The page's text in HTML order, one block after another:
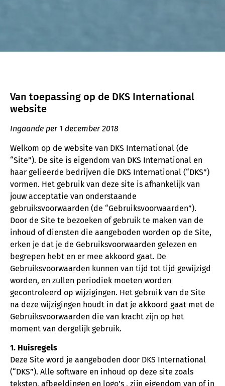
Van toepassing op de DKS International
website
Ingaande per 1 december 2018
Welkom op de website van DKS International (de
“Site”). De site is eigendom van DKS International en
haar gelieerde bedrijven die DKS International (“DKS”)
vormen. Het gebruik van deze site is afhankelijk van
jouw acceptatie van onderstaande
gebruiksvoorwaarden (de “Gebruiksvoorwaarden”).
Door de Site te bezoeken of gebruik te maken van de
inhoud of diensten die aangeboden worden op de Site,
erken je dat je de Gebruiksvoorwaarden gelezen en
begrepen hebt en er mee akkoord gaat. De
Gebruiksvoorwaarden kunnen van tijd tot tijd gewijzigd
worden, en zullen periodiek moeten worden
gecontroleerd op wijzigingen. Het gebruik van de Site
na deze wijzigingen houdt in dat je akkoord gaat met de
Gebruiksvoorwaarden die van kracht zijn op het
moment van dergelijk gebruik.
1. Huisregels
Deze Site word je aangeboden door DKS International
(“DKS”). Alle software en inhoud op deze site zoals
teksten, afbeeldingen en logo’s , zijn eigendom van of in